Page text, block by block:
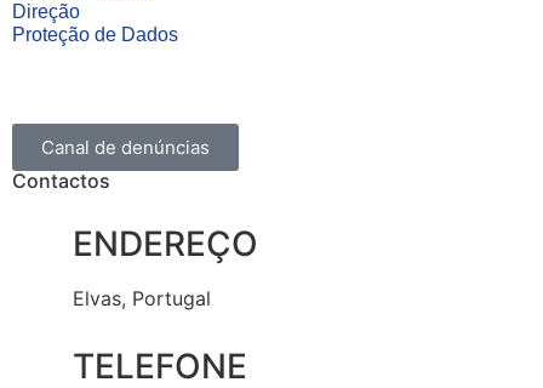
Direção
Proteção de Dados
Canal de denúncias
Contactos
ENDEREÇO
Elvas, Portugal
TELEFONE